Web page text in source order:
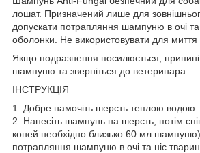
лошат. Призначений лише для
допускати потрапляння шампуню в очі та
оболонки. Не використовувати для миття
Якщо подразнення посилюється,
шампуню та зверніться до ветеринара.
ІНСТРУКЦІЯ
1. Добре намочіть шерсть теплою водою.
2. Нанесіть шампунь на шерсть, потім
коней необхідно близько 60 мл
потрапляння шампуню в очі та ніс